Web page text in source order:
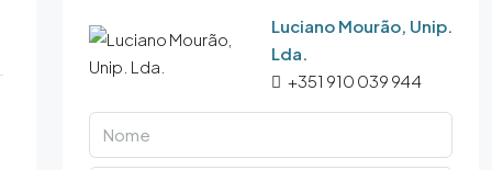
Luciano Mourão, Unip.
Lda.
+351 910 039 944